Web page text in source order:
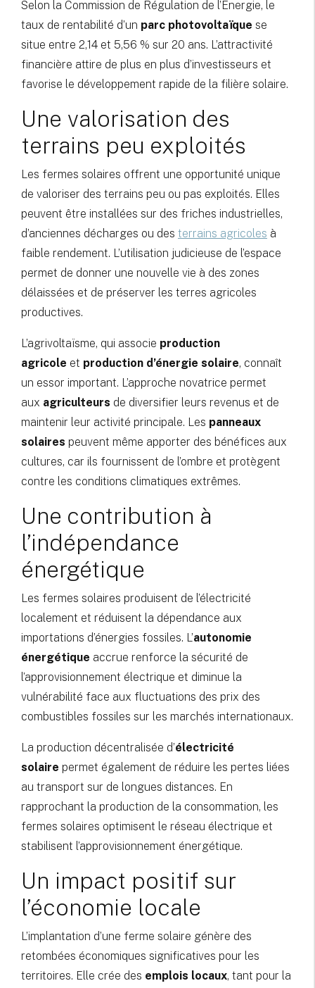
Selon la Commission de Régulation de l’Énergie, le
taux de rentabilité d’un parc photovoltaïque se
situe entre 2,14 et 5,56 % sur 20 ans. L’attractivité
financière attire de plus en plus d’investisseurs et
favorise le développement rapide de la filière solaire.
Une valorisation des
terrains peu exploités
Les fermes solaires offrent une opportunité unique
de valoriser des terrains peu ou pas exploités. Elles
peuvent être installées sur des friches industrielles,
d’anciennes décharges ou des terrains agricoles à
faible rendement. L’utilisation judicieuse de l’espace
permet de donner une nouvelle vie à des zones
délaissées et de préserver les terres agricoles
productives.
L’agrivoltaïsme, qui associe production
agricole et production d’énergie solaire, connaît
un essor important. L’approche novatrice permet
aux agriculteurs de diversifier leurs revenus et de
maintenir leur activité principale. Les panneaux
solaires peuvent même apporter des bénéfices aux
cultures, car ils fournissent de l’ombre et protègent
contre les conditions climatiques extrêmes.
Une contribution à
l’indépendance
énergétique
Les fermes solaires produisent de l’électricité
localement et réduisent la dépendance aux
importations d’énergies fossiles. L’autonomie
énergétique accrue renforce la sécurité de
l’approvisionnement électrique et diminue la
vulnérabilité face aux fluctuations des prix des
combustibles fossiles sur les marchés internationaux.
La production décentralisée d’électricité
solaire permet également de réduire les pertes liées
au transport sur de longues distances. En
rapprochant la production de la consommation, les
fermes solaires optimisent le réseau électrique et
stabilisent l’approvisionnement énergétique.
Un impact positif sur
l’économie locale
L’implantation d’une ferme solaire génère des
retombées économiques significatives pour les
territoires. Elle crée des emplois locaux, tant pour la